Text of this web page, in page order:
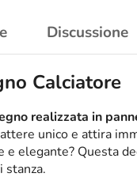
Discussione
Calciatore
realizzata in
unico e attira
e elegante? Questa
stanza.